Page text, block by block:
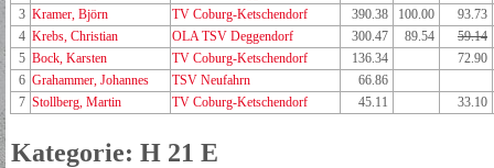
3 Kramer, Björn TV Coburg-Ketschendorf 390.38 100.00
93.73
4 Krebs, Christian OLA TSV Deggendorf 300.47 89.54
59.14
5 Bock, Karsten TV Coburg-Ketschendorf 136.34
72.90
6 Grahammer, Johannes TSV Neufahrn
66.86
7 Stollberg, Martin TV Coburg-Ketschendorf 45.11 33.10
Kategorie: H 21 E